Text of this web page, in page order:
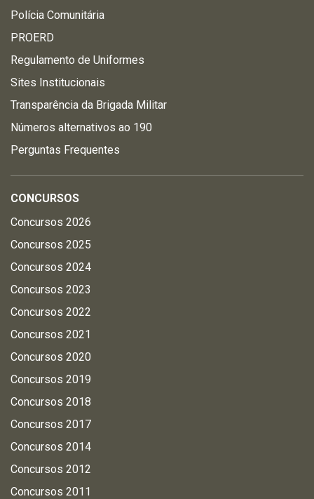
Polícia Comunitária
PROERD
Regulamento de Uniformes
Sites Institucionais
Transparência da Brigada Militar
Números alternativos ao 190
Perguntas Frequentes
CONCURSOS
Concursos 2026
Concursos 2025
Concursos 2024
Concursos 2023
Concursos 2022
Concursos 2021
Concursos 2020
Concursos 2019
Concursos 2018
Concursos 2017
Concursos 2014
Concursos 2012
Concursos 2011